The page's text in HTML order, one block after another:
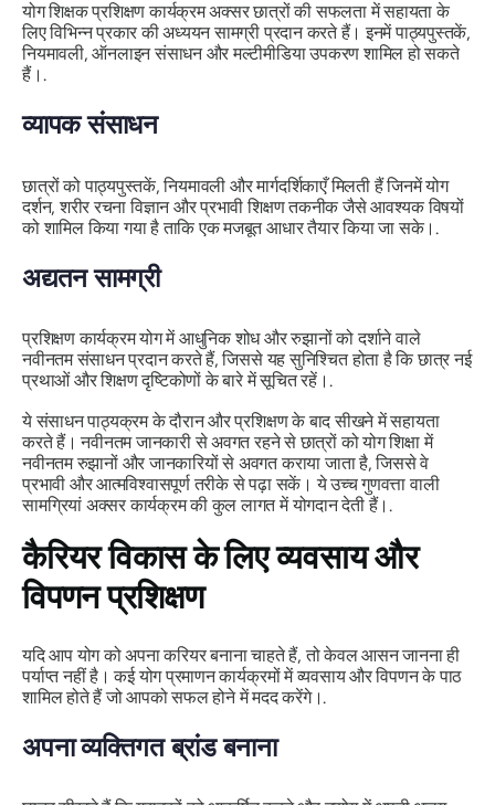
योग शिक्षक प्रशिक्षण कार्यक्रम अक्सर छात्रों की सफलता में सहायता के
लिए विभिन्न प्रकार की अध्ययन सामग्री प्रदान करते हैं। इनमें पाठ्यपुस्तकें,
नियमावली, ऑनलाइन संसाधन और मल्टीमीडिया उपकरण शामिल हो सकते
हैं।.
व्यापक संसाधन
छात्रों को पाठ्यपुस्तकें, नियमावली और मार्गदर्शिकाएँ मिलती हैं जिनमें योग
दर्शन, शरीर रचना विज्ञान और प्रभावी शिक्षण तकनीक जैसे आवश्यक विषयों
को शामिल किया गया है ताकि एक मजबूत आधार तैयार किया जा सके।.
अद्यतन सामग्री
प्रशिक्षण कार्यक्रम योग में आधुनिक शोध और रुझानों को दर्शाने वाले
नवीनतम संसाधन प्रदान करते हैं, जिससे यह सुनिश्चित होता है कि छात्र नई
प्रथाओं और शिक्षण दृष्टिकोणों के बारे में सूचित रहें।.
ये संसाधन पाठ्यक्रम के दौरान और प्रशिक्षण के बाद सीखने में सहायता
करते हैं। नवीनतम जानकारी से अवगत रहने से छात्रों को योग शिक्षा में
नवीनतम रुझानों और जानकारियों से अवगत कराया जाता है, जिससे वे
प्रभावी और आत्मविश्वासपूर्ण तरीके से पढ़ा सकें। ये उच्च गुणवत्ता वाली
सामग्रियां अक्सर कार्यक्रम की कुल लागत में योगदान देती हैं।.
कैरियर विकास के लिए व्यवसाय और
विपणन प्रशिक्षण
यदि आप योग को अपना करियर बनाना चाहते हैं, तो केवल आसन जानना ही
पर्याप्त नहीं है। कई योग प्रमाणन कार्यक्रमों में व्यवसाय और विपणन के पाठ
शामिल होते हैं जो आपको सफल होने में मदद करेंगे।.
अपना व्यक्तिगत ब्रांड बनाना